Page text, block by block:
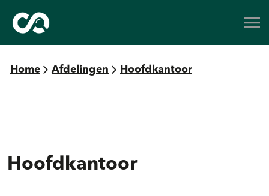
Home Afdelingen Hoofdkantoor
Hoofdkantoor